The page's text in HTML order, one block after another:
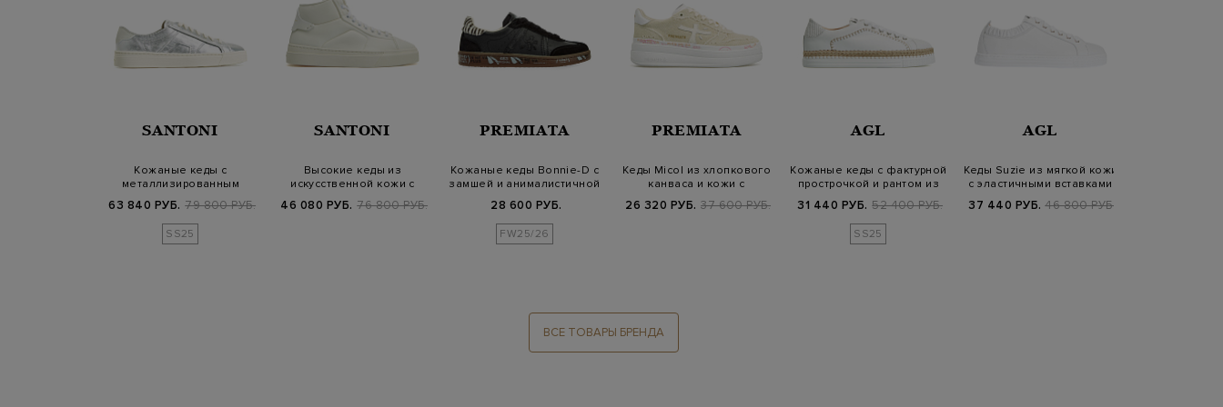
SANTONI
Кожаные кеды с
металлизированным
63 840 РУБ. 79 800 РУБ.
SS25
SANTONI
Высокие кеды из
искусственной кожи с
46 080 РУБ. 76 800 РУБ.
PREMIATA
Кожаные кеды Bonnie-D c
замшей и анималистичной
28 600 РУБ.
FW25/26
PREMIATA
Кеды Micol из хлопкового
канваса и кожи с
26 320 РУБ. 37 600 РУБ.
AGL
Кожаные кеды с фактурной
прострочкой и рантом из
31 440 РУБ. 52 400 РУБ.
SS25
AGL
Кеды Suzie из мягкой кожи
с эластичными вставками
37 440 РУБ. 46 800 РУБ.
ВСЕ ТОВАРЫ БРЕНДА